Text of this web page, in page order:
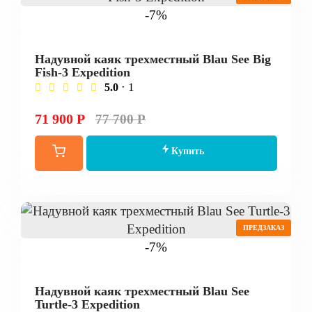
-7%
Надувной каяк трехместный Blau See Big
Fish-3 Expedition
5.0 · 1
71 900 Р 77 700 Р
Купить
-7%
ПРЕДЗАКАЗ
Надувной каяк трехместный Blau See
Turtle-3 Expedition